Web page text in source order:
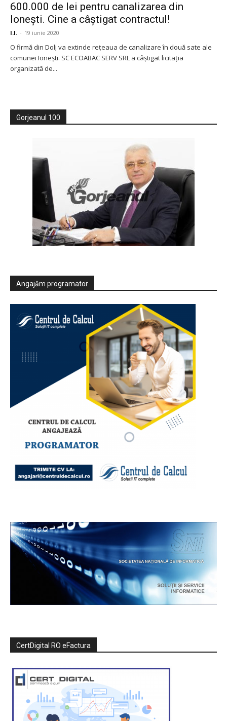
600.000 de lei pentru canalizarea din
Ionești. Cine a câștigat contractul!
I.I. - 19 iunie 2020
O firmă din Dolj va extinde rețeaua de canalizare în două sate ale
comunei Ionești. SC ECOABAC SERV SRL a câștigat licitația
organizată de...
Gorjeanul 100
Angajăm programator
CertDigital RO eFactura